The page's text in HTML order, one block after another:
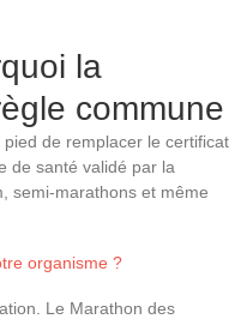
la
commune
de remplacer le certificat
de santé validé par la
semi-marathons et même
organisme ?
Le Marathon des